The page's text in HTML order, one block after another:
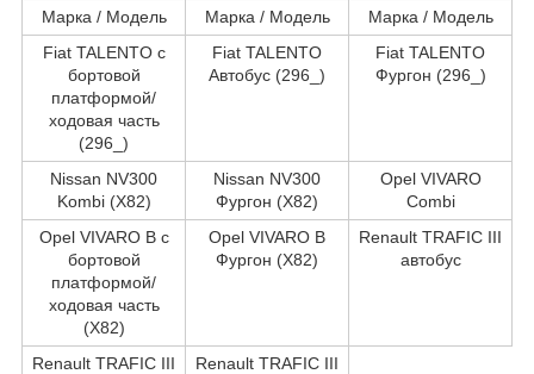
Марка / Модель Марка / Модель
Марка / Модель
Fiat TALENTO c
бортовой
платформой/
ходовая часть
(296_)
Fiat TALENTO
Автобус (296_)
Fiat TALENTO
Фургон (296_)
Nissan NV300
Kombi (X82)
Nissan NV300
Фургон (X82)
Opel VIVARO
Combi
Opel VIVARO B c
бортовой
платформой/
ходовая часть
(X82)
Opel VIVARO B
Фургон (X82)
Renault TRAFIC III
автобус
Renault TRAFIC III
Renault TRAFIC III